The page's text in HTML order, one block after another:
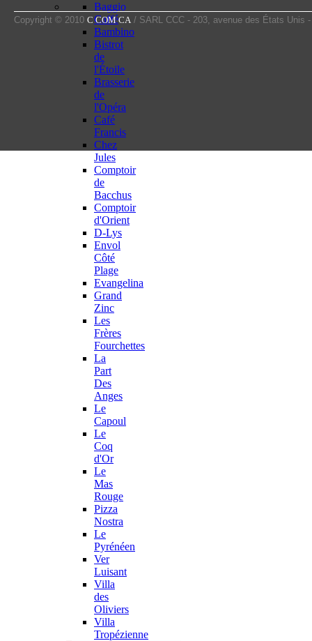
Baggio
Caffé
Bambino
Bistrot
de
l'Étoile
Brasserie
de
l'Opéra
Café
Francis
Chez
Jules
Comptoir
de
Bacchus
Comptoir
d'Orient
D-Lys
Envol
Côté
Plage
Evangelina
Grand
Zinc
Les
Frères
Fourchettes
La
Part
Des
Anges
Le
Capoul
Le
Coq
d'Or
Le
Mas
Rouge
Pizza
Nostra
Le
Pyrénéen
Ver
Luisant
Villa
des
Oliviers
Villa
Tropézienne
Copyright © 2010 C COM CA / SARL CCC - 203, avenue des États Unis